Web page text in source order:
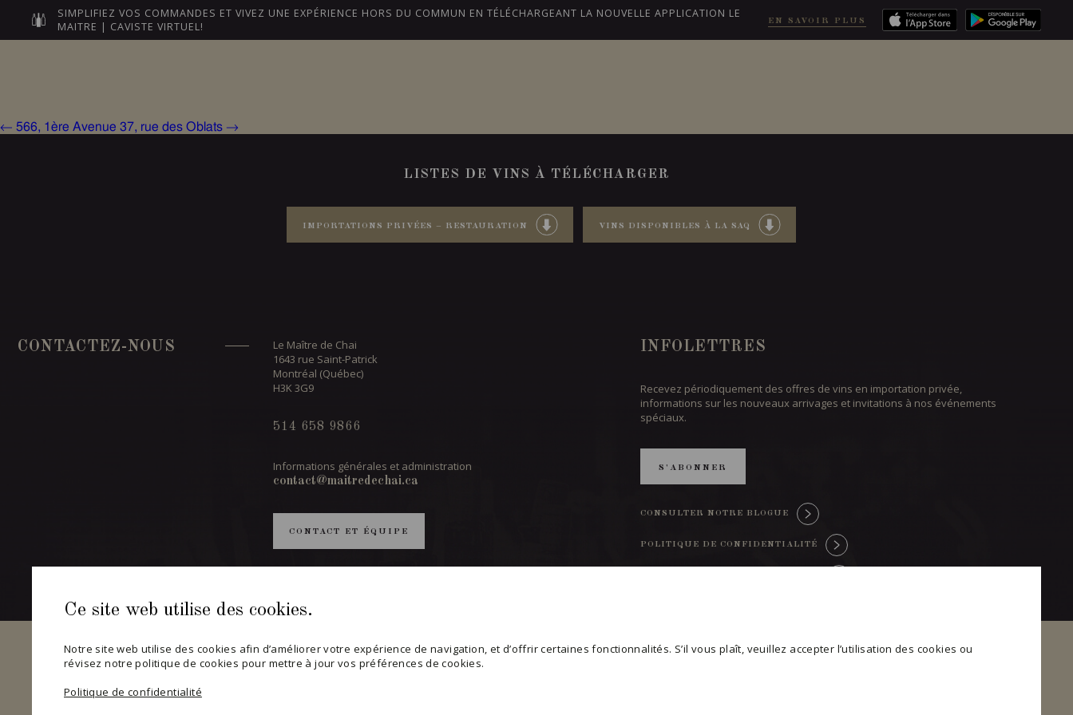
Ce site web utilise des cookies.
Notre site web utilise des cookies afin d’améliorer votre expérience de navigation, et d’offrir certaines fonctionnalités. S’il vous plaît, veuillez accepter l’utilisation des cookies ou
révisez notre politique de cookies pour mettre à jour vos préférences de cookies.
Politique de confidentialité
SIMPLIFIEZ VOS COMMANDES ET VIVEZ UNE EXPÉRIENCE HORS DU COMMUN EN TÉLÉCHARGEANT LA NOUVELLE APPLICATION LE
MAITRE | CAVISTE VIRTUEL!
EN SAVOIR PLUS
← 566, 1ère Avenue 37, rue des Oblats →
LISTES DE VINS À TÉLÉCHARGER
IMPORTATIONS PRIVÉES – RESTAURATION VINS DISPONIBLES À LA SAQ
CONTACTEZ-NOUS
Le Maître de Chai
1643 rue Saint-Patrick
Montréal (Québec)
H3K 3G9
514 658 9866
Informations générales et administration
contact@maitredechai.ca
CONTACT ET ÉQUIPE
INFOLETTRES
Recevez périodiquement des offres de vins en importation privée,
informations sur les nouveaux arrivages et invitations à nos événements
spéciaux.
S'ABONNER
CONSULTER NOTRE BLOGUE
POLITIQUE DE CONFIDENTIALITÉ